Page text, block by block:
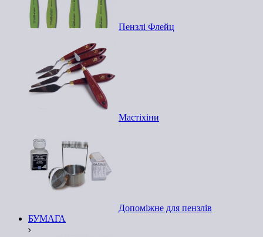
Пензлі Флейц
Мастіхіни
Допоміжне для пензлів
БУМАГА